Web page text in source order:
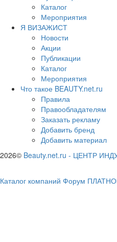
Каталог
Мероприятия
Я ВИЗАЖИСТ
Новости
Акции
Публикации
Каталог
Мероприятия
Что такое BEAUTY.net.ru
Правила
Правообладателям
Заказать рекламу
Добавить бренд
Добавить материал
2026© Beauty.net.ru - ЦЕНТР
Каталог компаний Форум